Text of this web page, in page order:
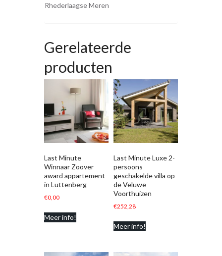
Rhederlaagse Meren
Gerelateerde
producten
Last Minute
Winnaar Zoover
award appartement
in Luttenberg
€0,00
Meer info!
Last Minute Luxe 2-
persoons
geschakelde villa op
de Veluwe
Voorthuizen
€252,28
Meer info!